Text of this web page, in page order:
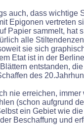
auch, dass wichtige
Epigonen vertreten
Papier sammelt, hat
alle
sie sich
Etat ist in der
entstanden,
des
nie erreichen,
(schon aufgrund
ein Gebiet wie
Beschaffung und